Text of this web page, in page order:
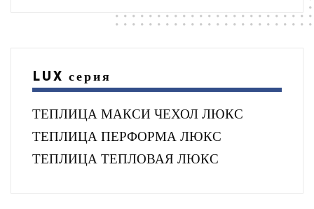
LUX серия
ТЕПЛИЦА МАКСИ ЧЕХОЛ ЛЮКС
ТЕПЛИЦА ПЕРФОРМА ЛЮКС
ТЕПЛИЦА ТЕПЛОВАЯ ЛЮКС